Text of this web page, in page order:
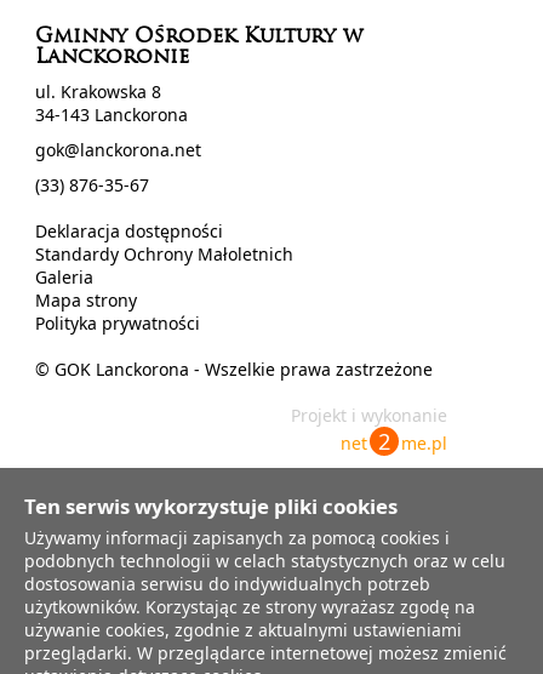
Gminny Ośrodek Kultury w
Lanckoronie
ul. Krakowska 8
34-143 Lanckorona
gok@lanckorona.net
(33) 876-35-67
Deklaracja dostępności
Standardy Ochrony Małoletnich
Galeria
Mapa strony
Polityka prywatności
© GOK Lanckorona - Wszelkie prawa zastrzeżone
Projekt i wykonanie
net 2 me.pl
Informujmy, że Administratorem Danych Osobowych jest Gminny
Ośrodek Kultury w Lanckoronie z siedzibą przy ul. Krakowska 8, 34-143
Lanckorona, tel.33 876 35 67. Funkcję inspektora ochrony danych
osobowych pełni Pani Marta Niestrawska-Dróżdż, z którą można się
kontaktować poprzez email: gok@lanckorona.net Przesyłane dane
osobowe będą przetwarzane wyłącznie w celu prowadzenia
korespondencji. Każda osoba przesyłając wiadomość zawierającą jej dane
osobowe drogą elektroniczną ma prawo dostępu do tych danych, żądania
Ten serwis wykorzystuje pliki cookies
Używamy informacji zapisanych za pomocą cookies i
podobnych technologii w celach statystycznych oraz w celu
dostosowania serwisu do indywidualnych potrzeb
użytkowników. Korzystając ze strony wyrażasz zgodę na
używanie cookies, zgodnie z aktualnymi ustawieniami
przeglądarki. W przeglądarce internetowej możesz zmienić